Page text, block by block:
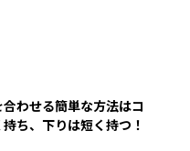
わせる簡単な方法はコ
ち、下りは短く持つ！